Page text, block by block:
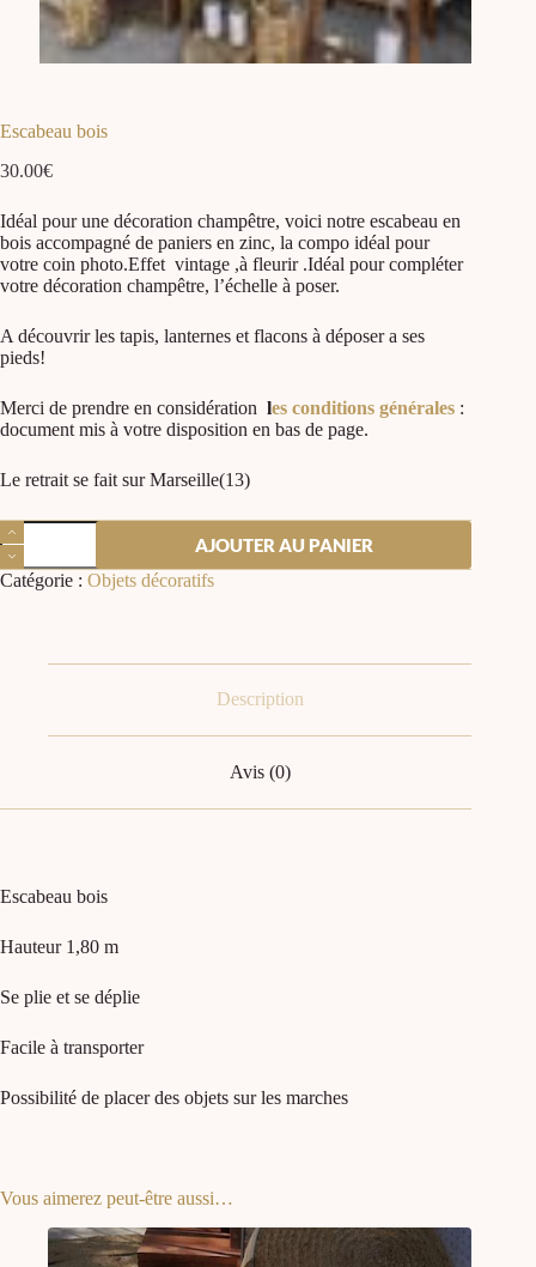
Escabeau bois
30.00€
Idéal pour une décoration champêtre, voici notre escabeau en
bois accompagné de paniers en zinc, la compo idéal pour
votre coin photo.Effet vintage ,à fleurir .Idéal pour compléter
votre décoration champêtre, l’échelle à poser.
A découvrir les tapis, lanternes et flacons à déposer a ses
pieds!
Merci de prendre en considération les conditions générales :
document mis à votre disposition en bas de page.
Le retrait se fait sur Marseille(13)
AJOUTER AU PANIER
Catégorie : Objets décoratifs
Description
Avis (0)
Escabeau bois
Hauteur 1,80 m
Se plie et se déplie
Facile à transporter
Possibilité de placer des objets sur les marches
Vous aimerez peut-être aussi…